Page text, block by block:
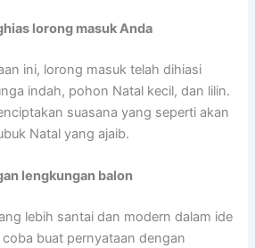
lorong masuk Anda
ini, lorong masuk telah dihiasi
indah, pohon Natal kecil, dan lilin.
suasana yang seperti akan
Natal yang ajaib.
lengkungan balon
lebih santai dan modern dalam ide
buat pernyataan dengan